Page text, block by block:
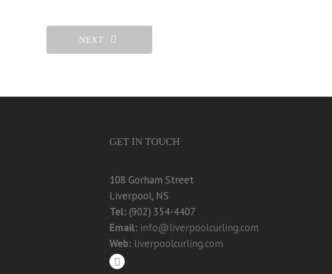
NEXT
GET IN TOUCH
108 Gorham Street
Liverpool, NS
Tel: (902) 354-4407
Email: info@liverpoolcurling.com
Web: liverpoolcurling.com